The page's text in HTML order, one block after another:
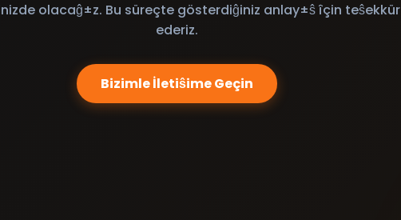
olacaĝ±z. Bu süreçte gösterdiĝiniz anlay±ŝ îçin teŝekkür
ederiz.
Bizimle İletiŝime Geçin